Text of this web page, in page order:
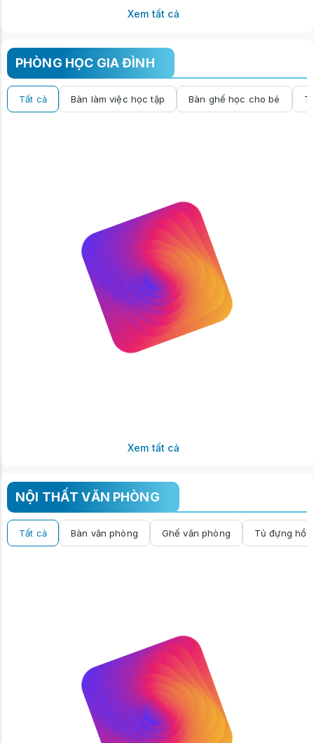
Xem tất cả
PHÒNG HỌC GIA ĐÌNH
Tất cả Bàn làm việc học tập Bàn ghế học cho bé
Xem tất cả
NỘI THẤT VĂN PHÒNG
Tất cả Bàn văn phòng Ghế văn phòng Tủ đựng hồ